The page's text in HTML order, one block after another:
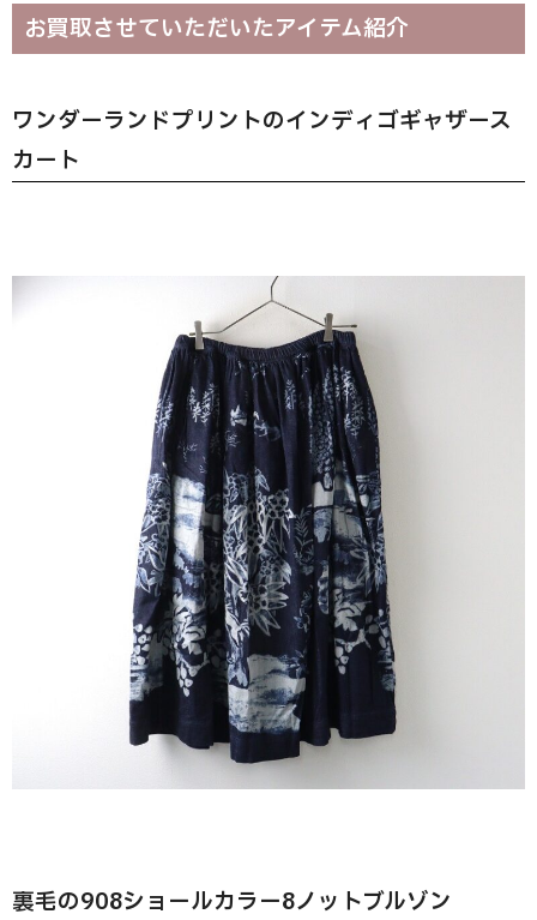
お買取させていただいたアイテム紹介
ワンダーランドプリントのインディゴギャザース
カート
裏毛の908ショールカラー8ノットブルゾン